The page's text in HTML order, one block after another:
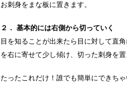
ぬいぐるみの洗い方
赤ちゃんから大人まで大好
お刺身をまな板に置きます。
２． 基本的には右側から切っていく
目を知ることが出来たら目に対して直
を右に寄せて少し傾け、切った刺身を置
たったこれだけ！誰でも簡単にできち